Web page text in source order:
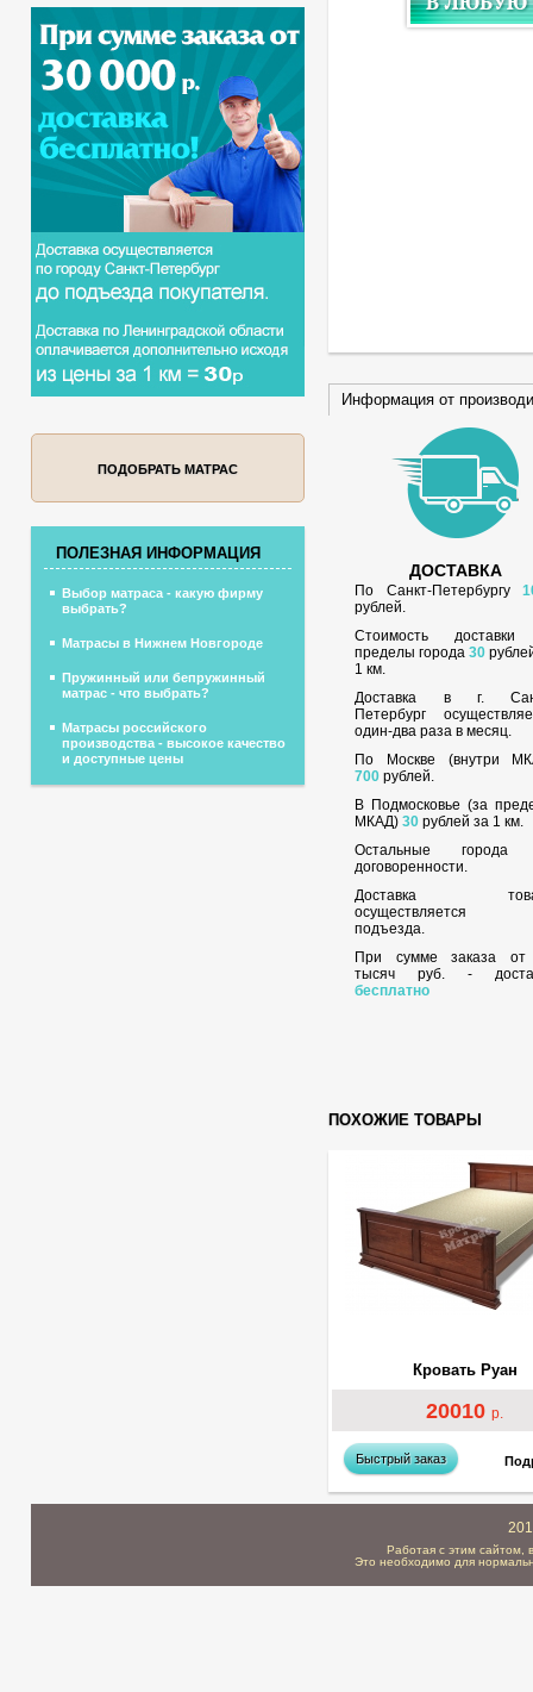
Информация от
ДОСТАВКА
По Санкт-Петербургу
рублей.
Стоимость
пределы города30
1 км.
Доставка в г.
Петербург
один-два раза в месяц.
По Москве (внутри
700 рублей.
В Подмосковье (за
МКАД)30 рублей за 1 км.
Остальные города
договоренности.
Доставка
осуществляется
подъезда.
При сумме заказа
тысяч руб. -
бесплатно
ПОХОЖИЕ ТОВАРЫ
20010р.
Кровать Руан
Быстрый заказ
ПОДОБРАТЬ МАТРАС
ПОЛЕЗНАЯ ИНФОРМАЦИЯ
Выбор матраса - какую фирму
выбрать?
Матрасы в Нижнем Новгороде
Пружинный или бепружинный
матрас - что выбрать?
Матрасы российского
производства - высокое качество
и доступные цены
Работая с этим сайтом,
Это необходимо для